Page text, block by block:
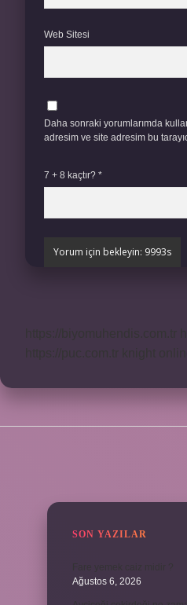
Web Sitesi
Daha sonraki yorumlarımda
adresim ve site adresim bu
7 + 8 kaçtır? *
SON YAZILAR
Ağustos 6, 2026